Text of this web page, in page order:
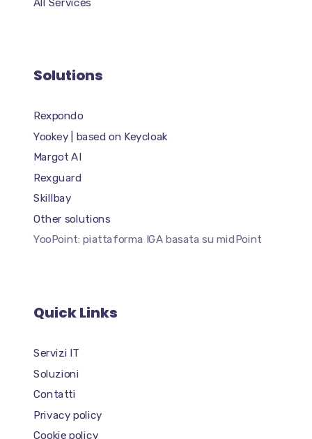
All Services
Solutions
Rexpondo
Yookey | based on Keycloak
Margot AI
Rexguard
Skillbay
Other solutions
YooPoint: piattaforma IGA basata su midPoint
Quick Links
Servizi IT
Soluzioni
Contatti
Privacy policy
Cookie policy